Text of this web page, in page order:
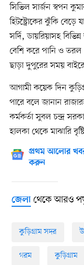
সিভিল সার্জন স্বপন
হিটস্ট্রোকের ঝুঁকি বেড়ে
সর্দি, ডায়রিয়াসহ
বেশি করে পানি ও তরল
ছাড়া দুপুরের সময়
আগামী কয়েক দিন
পারে বলে জানান
কর্মকর্তা সুবল চন্দ্র
হালকা থেকে মাঝারি
প্রথম আলোর
করুন
জেলাথেকে আরও
কুড়িগ্রাম সদর
গরম কুড়িগ্রাম